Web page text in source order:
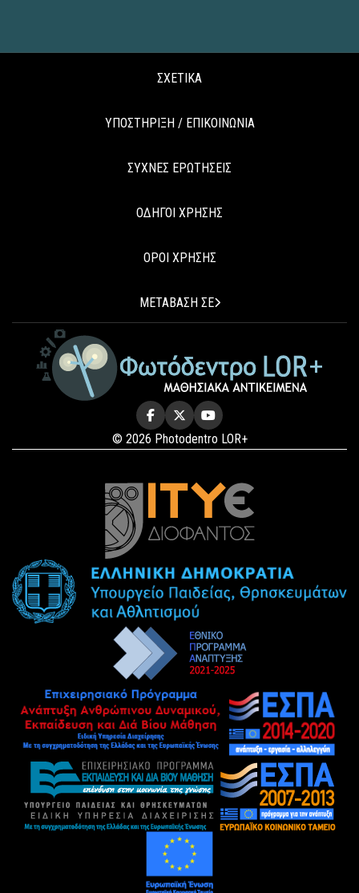
ΣΧΕΤΙΚΑ
ΥΠΟΣΤΗΡΙΞΗ / ΕΠΙΚΟΙΝΩΝΙΑ
ΣΥΧΝΕΣ ΕΡΩΤΗΣΕΙΣ
ΟΔΗΓΟΙ ΧΡΗΣΗΣ
ΟΡΟΙ ΧΡΗΣΗΣ
ΜΕΤΑΒΑΣΗ ΣΕ
© 2026 Photodentro LOR+